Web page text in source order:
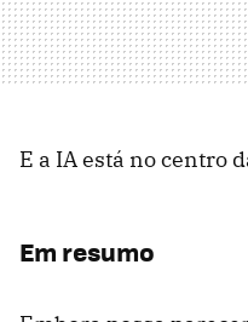
E a IA está no centro
Em resumo